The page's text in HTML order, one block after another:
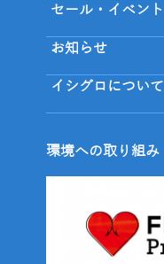
セール・イベント
お知らせ
イシグロについて
環境への取り組み